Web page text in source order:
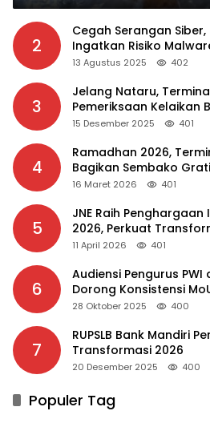
2
Cegah Serangan
Ingatkan Risiko
13 Agustus 2025 402
3
Jelang Nataru,
Pemeriksaan Kelaikan
15 Desember 2025 401
4
Ramadhan 2026,
Bagikan Sembako
Masyarakat
16 Maret 2026 401
5
JNE Raih
2026, Perkuat
11 April 2026 401
6
Audiensi Pengurus PWI
Dorong Konsistensi
28 Oktober 2025 400
7
RUPSLB Bank Mandiri
Transformasi 2026
20 Desember 2025 400
Populer Tag